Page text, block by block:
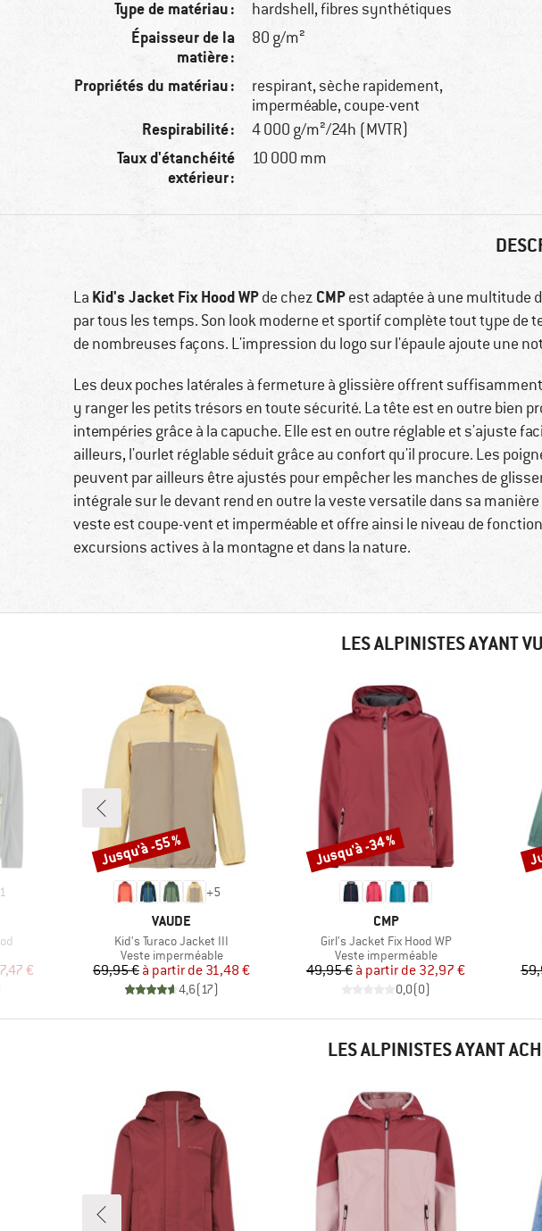
Type de matériau : hardshell, fibres synthétiques
Épaisseur de la
matière :
80 g/m²
Propriétés du matériau :
respirant, sèche rapidement,
imperméable, coupe-vent
Respirabilité : 4 000 g/m²/24h (MVTR)
Taux d'étanchéité
extérieur :
10 000 mm
La Kid's Jacket Fix Hood WPde chez CMPest adaptée à une multitude
par tous les temps. Son look moderne et sportif complète tout type de
de nombreuses façons. L'impression du logo sur l'épaule ajoute une
Les deux poches latérales à fermeture à glissière offrent
y ranger les petits trésors en toute sécurité. La tête est en outre bien
intempéries grâce à la capuche. Elle est en outre réglable et s'ajuste
ailleurs, l'ourlet réglable séduit grâce au confort qu'il procure. Les
peuvent par ailleurs être ajustés pour empêcher les manches de
intégrale sur le devant rend en outre la veste versatile dans sa
veste est coupe-vent et imperméable et offre ainsi le niveau de
excursions actives à la montagne et dans la nature.
LES ALPINISTES AYANT
1
€
+5
MARQUE
VAUDE
Article
Kid's Turaco Jacket III
Product group
Veste imperméable
Prix
69,95 € Prix réduit
à partir de 31,48 €
4,6(17)
Remise
Jusqu'à -55 %
MARQUE
CMP
Article
Girl's Jacket Fix Hood WP
Product group
Veste imperméable
Prix
49,95 € Prix réduit
à partir de 32,97 €
0,0(0)
Remise
Jusqu'à -34 %
LES ALPINISTES AYANT